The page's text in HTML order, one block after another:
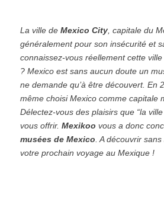
La ville de Mexico City, capitale du
généralement pour son insécurité et
connaissez-vous réellement cette
? Mexico est sans aucun doute un
ne demande qu’à être découvert. En
même choisi Mexico comme capitale
Délectez-vous des plaisirs que “la
vous offrir. Mexikoo vous a donc
musées de Mexico . A découvrir
votre prochain voyage au Mexique !